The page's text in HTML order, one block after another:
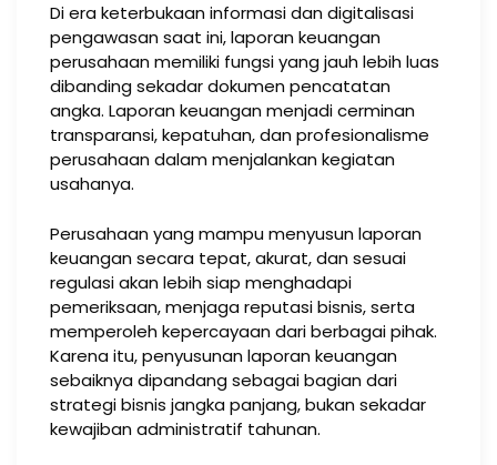
Di era keterbukaan informasi dan digitalisasi
pengawasan saat ini, laporan keuangan
perusahaan memiliki fungsi yang jauh lebih luas
dibanding sekadar dokumen pencatatan
angka. Laporan keuangan menjadi cerminan
transparansi, kepatuhan, dan profesionalisme
perusahaan dalam menjalankan kegiatan
usahanya.
Perusahaan yang mampu menyusun laporan
keuangan secara tepat, akurat, dan sesuai
regulasi akan lebih siap menghadapi
pemeriksaan, menjaga reputasi bisnis, serta
memperoleh kepercayaan dari berbagai pihak.
Karena itu, penyusunan laporan keuangan
sebaiknya dipandang sebagai bagian dari
strategi bisnis jangka panjang, bukan sekadar
kewajiban administratif tahunan.